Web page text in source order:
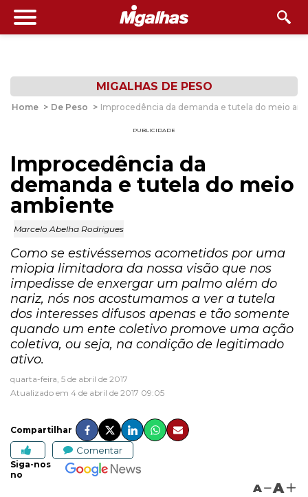
MIGALHAS DE PESO
Home > De Peso > Improcedência da demanda e tutela do meio
PUBLICIDADE
Improcedência da
demanda e tutela do meio
ambiente
Marcelo Abelha Rodrigues
Como se estivéssemos acometidos por uma
miopia limitadora da nossa visão que nos
impedisse de enxergar um palmo além do
nariz, nós nos acostumamos a ver a tutela
dos interesses difusos apenas e tão somente
quando um ente coletivo promove uma ação
coletiva, ou seja, na condição de legitimado
ativo.
quarta-feira, 5 de abril de 2017
Atualizado em 4 de abril de 2017 09:05
Compartilhar
Comentar
Siga-nos
no
A A